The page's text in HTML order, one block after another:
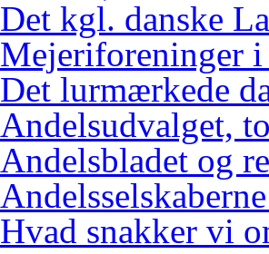
Det kgl. danske
Mejeriforeninger
Det lurmærkede
Andelsudvalget,
Andelsbladet og
Hvad snakker vi